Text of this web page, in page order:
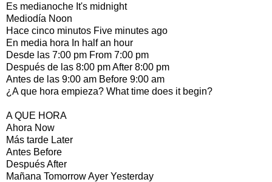
Es medianoche It's midnight
Mediodía Noon
Hace cinco minutos Five minutes ago
En media hora In half an hour
Desde las 7:00 pm From 7:00 pm
Después de las 8:00 pm After 8:00 pm
Antes de las 9:00 am Before 9:00 am
¿A que hora empieza? What time does it begin?
A QUE HORA
Ahora Now
Más tarde Later
Antes Before
Después After
Mañana Tomorrow Ayer Yesterday